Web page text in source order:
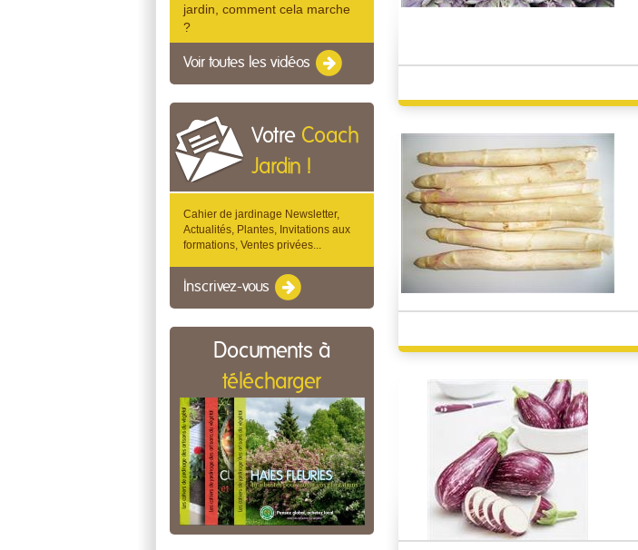
jardin, comment cela marche
?
Voir toutes les vidéos
Votre Coach
Jardin !
Cahier de jardinage Newsletter,
Actualités, Plantes, Invitations aux
formations, Ventes privées...
Inscrivez-vous
Documents à
télécharger